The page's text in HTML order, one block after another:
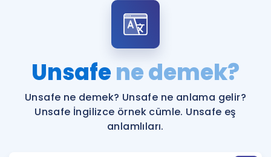
ÜYE DEĞİLİM
Sepetin Şu An Boş.
Remzi Hoca ile seni sınava hazırlayacak onlarca eğitim seni
bekliyor!
Faydalı Araçlar
Unsafene demek?
Unsafe ne demek? Unsafe ne anlama gelir?
Unsafe İngilizce örnek cümle. Unsafe eş
anlamlıları.